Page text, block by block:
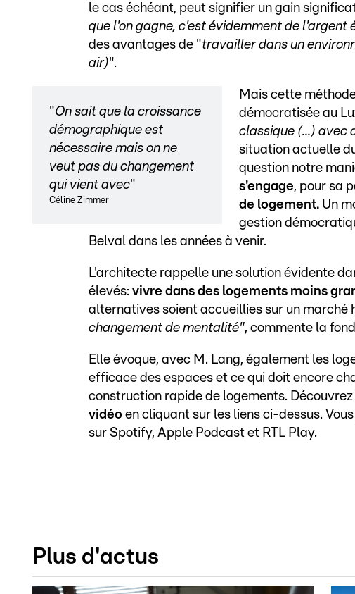
le cas échéant, peut signifier un gain
que l'on gagne, c'est évidemment de l'argent
des avantages de "travailler dans un
air)".
"On sait que la croissance
démographique est
nécessaire mais on ne
veut pas du changement
qui vient avec"
Céline Zimmer
Mais cette
démocratisée au
classique (...) avec
situation actuelle
question notre
s'engage, pour sa
de logement. Un
gestion
Belval dans les années à venir.
L'architecte rappelle une solution évidente
élevés: vivre dans des logements moins
alternatives soient accueillies sur un marché
changement de mentalité", commente la
Elle évoque, avec M. Lang, également les
efficace des espaces et ce qui doit encore
construction rapide de logements. Découvrez
vidéo en cliquant sur les liens ci-dessus.
sur Spotify, Apple Podcast et RTL Play.
Plus d'actus